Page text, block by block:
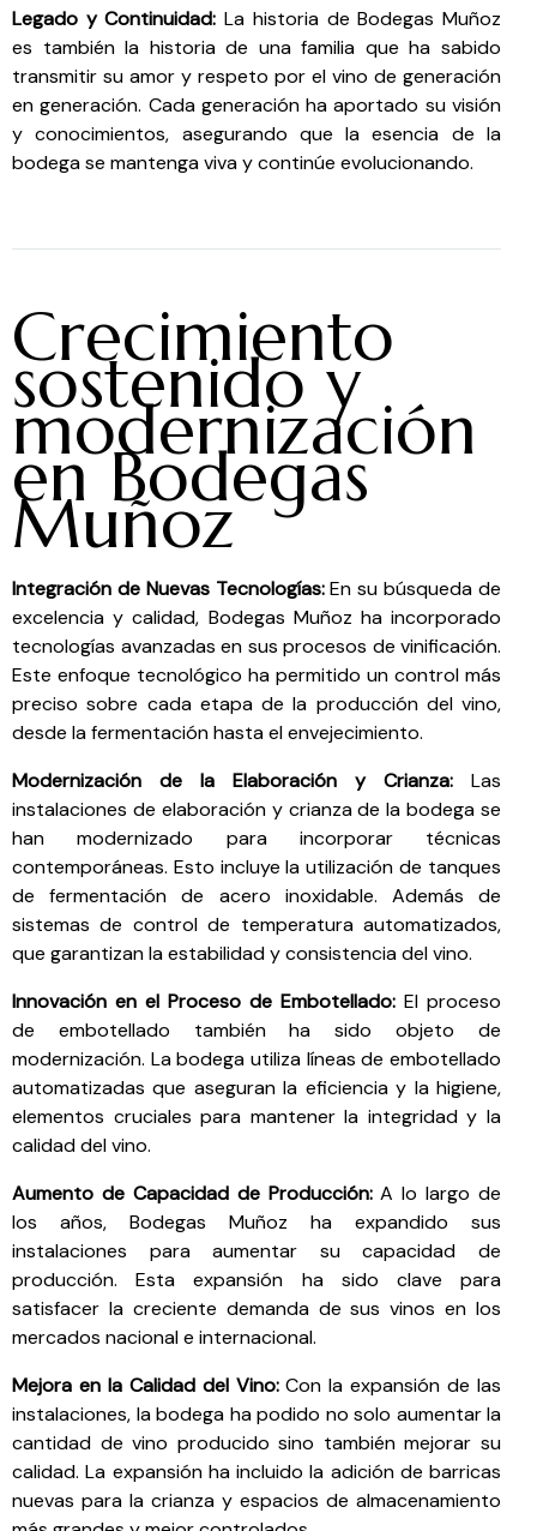
Legado y Continuidad: La historia de Bodegas Muñoz
es también la historia de una familia que ha sabido
transmitir su amor y respeto por el vino de generación
en generación. Cada generación ha aportado su visión
y conocimientos, asegurando que la esencia de la
bodega se mantenga viva y continúe evolucionando.
Crecimiento
sostenido y
modernización
en Bodegas
Muñoz
Integración de Nuevas Tecnologías:En su búsqueda de
excelencia y calidad, Bodegas Muñoz ha incorporado
tecnologías avanzadas en sus procesos de vinificación.
Este enfoque tecnológico ha permitido un control más
preciso sobre cada etapa de la producción del vino,
desde la fermentación hasta el envejecimiento.
Modernización de la Elaboración y Crianza: Las
instalaciones de elaboración y crianza de la bodega se
han modernizado para incorporar técnicas
contemporáneas. Esto incluye la utilización de tanques
de fermentación de acero inoxidable. Además de
sistemas de control de temperatura automatizados,
que garantizan la estabilidad y consistencia del vino.
Innovación en el Proceso de Embotellado: El proceso
de embotellado también ha sido objeto de
modernización. La bodega utiliza líneas de embotellado
automatizadas que aseguran la eficiencia y la higiene,
elementos cruciales para mantener la integridad y la
calidad del vino.
Aumento de Capacidad de Producción:A lo largo de
los años, Bodegas Muñoz ha expandido sus
instalaciones para aumentar su capacidad de
producción. Esta expansión ha sido clave para
satisfacer la creciente demanda de sus vinos en los
mercados nacional e internacional.
Mejora en la Calidad del Vino:Con la expansión de las
instalaciones, la bodega ha podido no solo aumentar la
cantidad de vino producido sino también mejorar su
calidad. La expansión ha incluido la adición de barricas
nuevas para la crianza y espacios de almacenamiento